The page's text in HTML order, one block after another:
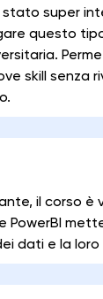
stato super
questo
skill senza
il corso
PowerBI
dati e la loro